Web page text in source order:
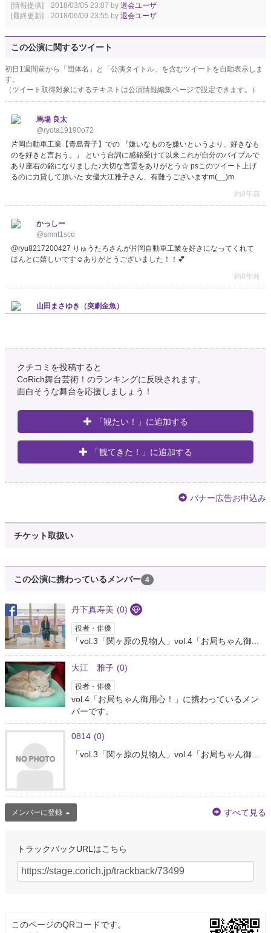
[情報提供] 2018/03/05 23:07 by 退会ユーザ
[最終更新] 2018/06/09 23:55 by 退会ユーザ
この公演に関するツイート
初日1週間前から「団体名」と「公演タイトル」を含むツイートを自動表示しま
す。
（ツイート取得対象にするテキストは公演情報編集ページで設定できます。）
馬場 良太
@ryota19190o72
片岡自動車工業【青島青子】での 『嫌いなものを嫌いというより、好きなも
のを好きと言おう。』 という台詞に感銘受けて以来これが自分のバイブルで
あり座右の銘になりました♪大切な言霊をありがとう☆ psこのツイート上げ
るのに力貸して頂いた 女優大江雅子さん、有難うございますm(__)m
約8年前
かっしー
@smnt1sco
@ryu8217200427 りゅうたろさんが片岡自動車工業を好きになってくれて
ほんとに嬉しいです☺ありがとうございました！！︎💕
約8年前
山田まさゆき（突劇金魚）
@ip620
え…https://t.co/91YNqXN66Y
東 千紗都
@chisatokumei
片岡自動車工業『お局ちゃん御用心！』が終わりまして いよいよ次は所属劇
団 匿名劇壇の本公演 『笑う茶化師と事情女子』 久々の大阪東京ツアー！ 去
年の10月ぶりの匿名やし新作なので楽しみー！ 大阪は8/24~27、東京は
約8年前
@chisatokumei
@yahotai みずほちゃん！ありがとう(;_;) 片岡自動車工業めっちゃ好きって
SAIDA Mya
@mya_kotakomugi
私は前列下手端から2番目、とこっそりいう。ちなみに隣の一番下手は先日
片岡自動車工業さんにも出演のMIHOちゃん。ありがたいことです。
古屋 華蓮
@sk4kf
先日のこと。 片岡自動車工業vol.3 「関ヶ原の見物人」観劇してきました！
最高でした😭✨ ストレートに来たり変化球できたり、めっちゃ笑いました！
ワイルドな森崎さん、めっちゃかっこいい！ 森崎さんと舞香ちゃんと写真撮
って…
https://t.co/bZNC54BBLC
@T0409Yas
@BANRI_58 @noriyuki_otsuka 片岡自動車工業が気になる‼
東 千紗都
@chisatokumei
ました。 本当にありがと…https://t.co/dJT6iNwluZ
クチコミを投稿すると
CoRich舞台芸術！のランキングに反映されます。
面白そうな舞台を応援しましょう！
「観たい！」に追加する
「観てきた！」に追加する
バナー広告お申込み
チケット取扱い
この公演に携わっているメンバー 4
丹下真寿美 (0)
役者・俳優
「vol.3「関ヶ原の見物人」vol.4「お局ちゃん御...
大江 雅子 (0)
役者・俳優
vol.4「お局ちゃん御用心！」に携わっているメン
バーです。
0814 (0)
「vol.3「関ヶ原の見物人」vol.4「お局ちゃん御...
メンバーに登録 すべて見る
トラックバックURLはこちら
このページのQRコードです。